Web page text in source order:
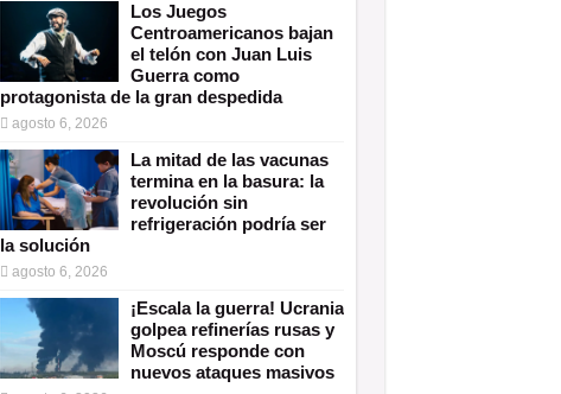
Los Juegos
Centroamericanos bajan
el telón con Juan Luis
Guerra como
protagonista de la gran despedida
agosto 6, 2026
La mitad de las vacunas
termina en la basura: la
revolución sin
refrigeración podría ser
la solución
agosto 6, 2026
¡Escala la guerra! Ucrania
golpea refinerías rusas y
Moscú responde con
nuevos ataques masivos